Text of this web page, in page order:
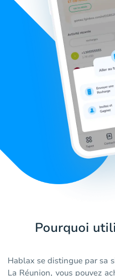
Pourquoi
Hablax se distingue par sa
La Réunion, vous pouvez